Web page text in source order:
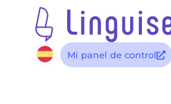
Mi panel de control